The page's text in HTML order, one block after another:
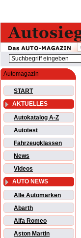
Automagazin
START
AKTUELLES
Autokatalog A-Z
Autotest
Fahrzeugklassen
News
Videos
AUTO NEWS
Alle Automarken
Abarth
Alfa Romeo
Aston Martin